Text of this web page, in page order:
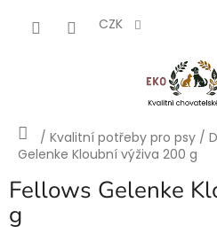
CZK
Domů
/ Kvalitní potřeby pro psy /
Gelenke Kloubní výživa 200 g
Fellows Gelenke
g